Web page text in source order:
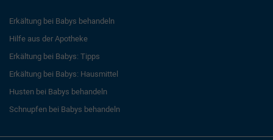
Erkältung bei Babys behandeln
Hilfe aus der Apotheke
Erkältung bei Babys: Tipps
Erkältung bei Babys: Hausmittel
Husten bei Babys behandeln
Schnupfen bei Babys behandeln